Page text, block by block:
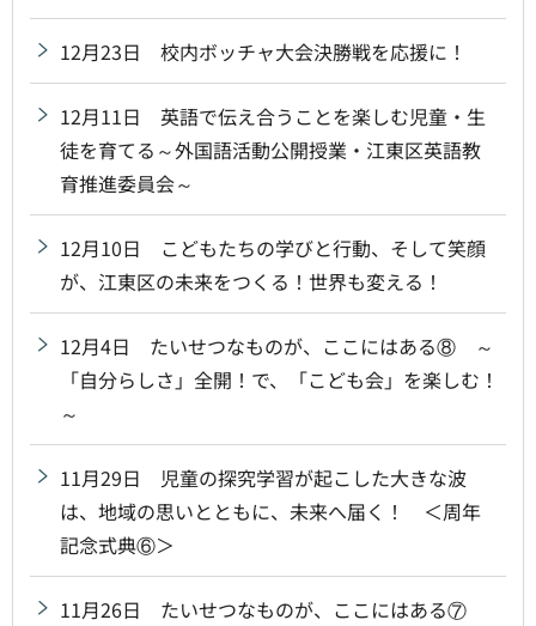
12月23日 校内ボッチャ大会決勝戦を応援に！
12月11日 英語で伝え合うことを楽しむ児童・生
徒を育てる～外国語活動公開授業・江東区英語教
育推進委員会～
12月10日 こどもたちの学びと行動、そして笑顔
が、江東区の未来をつくる！世界も変える！
12月4日 たいせつなものが、ここにはある⑧ ～
「自分らしさ」全開！で、「こども会」を楽しむ！
～
11月29日 児童の探究学習が起こした大きな波
は、地域の思いとともに、未来へ届く！ ＜周年
記念式典⑥＞
11月26日 たいせつなものが、ここにはある⑦